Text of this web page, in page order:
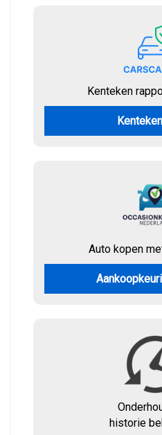
Kenteken
Auto kopen
historie